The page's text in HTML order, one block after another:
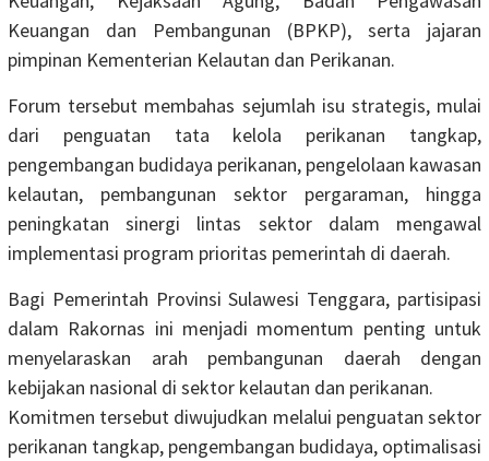
Keuangan dan Pembangunan (BPKP), serta jajaran
pimpinan Kementerian Kelautan dan Perikanan.
Forum tersebut membahas sejumlah isu strategis, mulai
dari penguatan tata kelola perikanan tangkap,
pengembangan budidaya perikanan, pengelolaan kawasan
kelautan, pembangunan sektor pergaraman, hingga
peningkatan sinergi lintas sektor dalam mengawal
implementasi program prioritas pemerintah di daerah.
Bagi Pemerintah Provinsi Sulawesi Tenggara, partisipasi
dalam Rakornas ini menjadi momentum penting untuk
menyelaraskan arah pembangunan daerah dengan
kebijakan nasional di sektor kelautan dan perikanan.
Komitmen tersebut diwujudkan melalui penguatan sektor
perikanan tangkap, pengembangan budidaya, optimalisasi